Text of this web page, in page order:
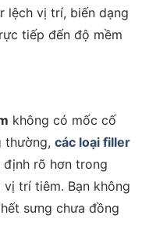
lệch vị trí, biến dạng
tiếp đến độ mềm
không có mốc cố
thường, các loại filler
định rõ hơn trong
trí tiêm. Bạn không
sưng chưa đồng